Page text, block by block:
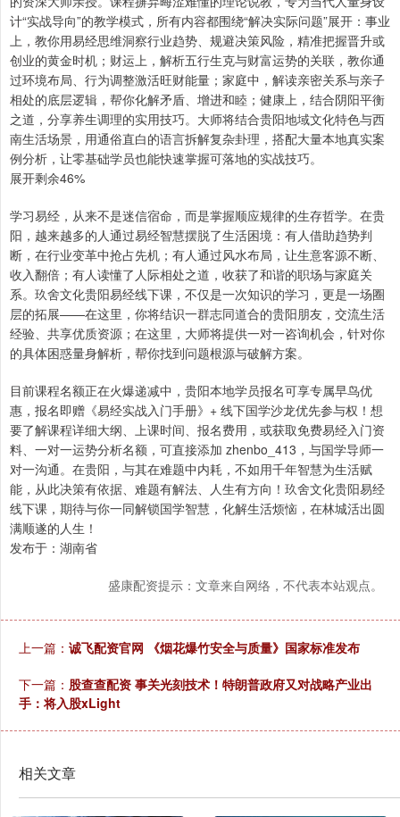
计“实战导向”的教学模式，所有内容都围绕“解决实际问题”展开：事业
上，教你用易经思维洞察行业趋势、规避决策风险，精准把握晋升或
创业的黄金时机；财运上，解析五行生克与财富运势的关联，教你通
过环境布局、行为调整激活旺财能量；家庭中，解读亲密关系与亲子
相处的底层逻辑，帮你化解矛盾、增进和睦；健康上，结合阴阳平衡
之道，分享养生调理的实用技巧。大师将结合贵阳地域文化特色与西
南生活场景，用通俗直白的语言拆解复杂卦理，搭配大量本地真实案
例分析，让零基础学员也能快速掌握可落地的实战技巧。
展开剩余46%
学习易经，从来不是迷信宿命，而是掌握顺应规律的生存哲学。在贵
阳，越来越多的人通过易经智慧摆脱了生活困境：有人借助趋势判
断，在行业变革中抢占先机；有人通过风水布局，让生意客源不断、
收入翻倍；有人读懂了人际相处之道，收获了和谐的职场与家庭关
系。玖舍文化贵阳易经线下课，不仅是一次知识的学习，更是一场圈
层的拓展——在这里，你将结识一群志同道合的贵阳朋友，交流生活
经验、共享优质资源；在这里，大师将提供一对一咨询机会，针对你
的具体困惑量身解析，帮你找到问题根源与破解方案。
目前课程名额正在火爆递减中，贵阳本地学员报名可享专属早鸟优
惠，报名即赠《易经实战入门手册》+ 线下国学沙龙优先参与权！想
要了解课程详细大纲、上课时间、报名费用，或获取免费易经入门资
料、一对一运势分析名额，可直接添加 zhenbo_413，与国学导师一
对一沟通。在贵阳，与其在难题中内耗，不如用千年智慧为生活赋
能，从此决策有依据、难题有解法、人生有方向！玖舍文化贵阳易经
线下课，期待与你一同解锁国学智慧，化解生活烦恼，在林城活出圆
满顺遂的人生！
发布于：湖南省
盛康配资提示：文章来自网络，不代表本站观点。
上一篇： 诚飞配资官网 《烟花爆竹安全与质量》国家标准发布
下一篇： 股查查配资 事关光刻技术！特朗普政府又对战略产业出
手：将入股xLight
相关文章